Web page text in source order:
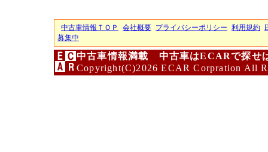
中古車情報ＴＯＰ 会社概要 プライバシーポリシー 利用規約
募集中
中古車情報満載 中古車はECARで探せ
Copyright(C)2026 ECAR Corpration All